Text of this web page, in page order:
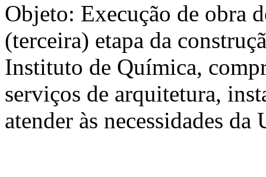
Objeto: Execução de obra
(terceira) etapa da
Instituto de Química,
serviços de arquitetura,
atender às necessidades da